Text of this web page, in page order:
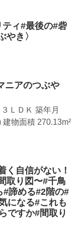
ィ#最後の#砦
やき〉
ニアのつぶや
ＬＤＫ 築年月
物面積 270.13m²
く自信がない！
取り図〜#千鳥
#諦める#2階の#
になる#これも
ですか#間取り